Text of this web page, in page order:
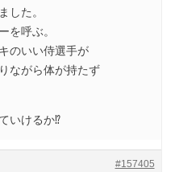
した。
を呼ぶ。
のいい侍選手が
ながら体が持たず
いけるか⁉️
#157405